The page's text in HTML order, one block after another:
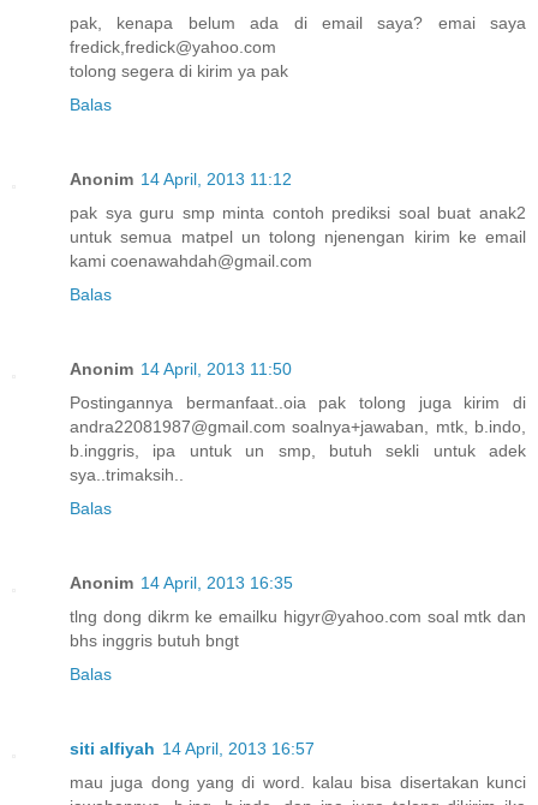
pak, kenapa belum ada di email saya? emai saya
fredick,fredick@yahoo.com
tolong segera di kirim ya pak
Balas
Anonim 14 April, 2013 11:12
pak sya guru smp minta contoh prediksi soal buat anak2
untuk semua matpel un tolong njenengan kirim ke email
kami coenawahdah@gmail.com
Balas
Anonim 14 April, 2013 11:50
Postingannya bermanfaat..oia pak tolong juga kirim di
andra22081987@gmail.com soalnya+jawaban, mtk, b.indo,
b.inggris, ipa untuk un smp, butuh sekli untuk adek
sya..trimaksih..
Balas
Anonim 14 April, 2013 16:35
tlng dong dikrm ke emailku higyr@yahoo.com soal mtk dan
bhs inggris butuh bngt
Balas
siti alfiyah 14 April, 2013 16:57
mau juga dong yang di word. kalau bisa disertakan kunci